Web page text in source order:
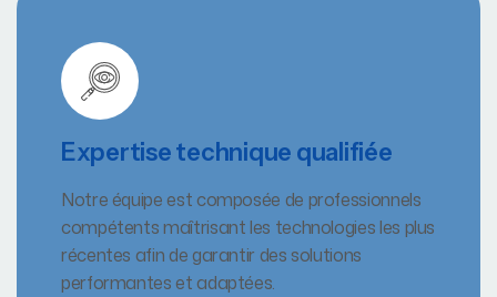
Expertise technique qualifiée
Notre équipe est composée de professionnels
compétents maîtrisant les technologies les plus
récentes afin de garantir des solutions
performantes et adaptées.